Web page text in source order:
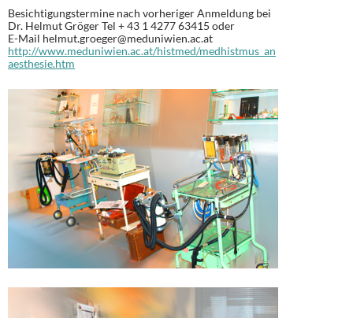
Besichtigungstermine nach vorheriger Anmeldung bei
Dr. Helmut Gröger Tel + 43 1 4277 63415 oder
E-Mail helmut.groeger@meduniwien.ac.at
http://www.meduniwien.ac.at/histmed/medhistmus_an
aesthesie.htm